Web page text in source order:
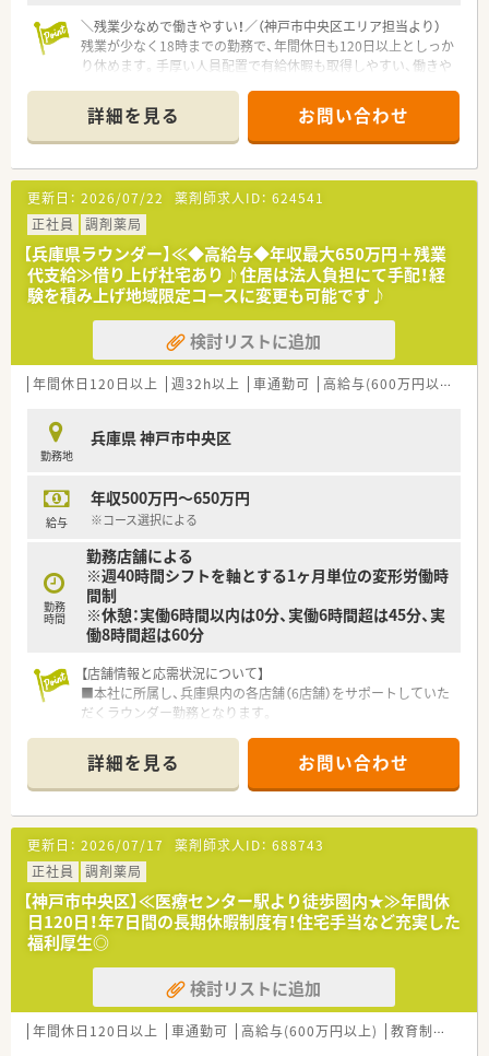
■祝日を含む完全週休2日制を採用しており、年間休日も約110
日から120日としっかりと体を休めることができます。
■基本的に会社都合による無理な店舗異動は発生せず、一つの店
＼残業少なめで働きやすい！／（神戸市中央区エリア担当より）
残業が少なく18時までの勤務で、年間休日も120日以上としっか
り休めます。手厚い人員配置で有給休暇も取得しやすい、働きや
【店舗情報と応需状況について】
■最寄り駅から徒歩8分の便利な場所に位置し、周辺には飲食店
も多くお昼休憩や買い物にも困りません。
■センター街にある精神科や心療内科のクリニックをメインに
応需しており、専門的な知識を深められます。
■1日あたり20枚から30枚程度の処方箋を応需しており、一人ひ
とりの患者様と丁寧に向き合える環境です。
【法人特徴について】
■県内に10店舗の調剤薬局を展開し、地域の健康と幸せを願っ
てやさしさと誠実さをモットーに運営しています。
■調剤事業だけでなく介護福祉用具のレンタルや販売事業も手
掛けており、企業としての安定性が高い会社です。
■薬剤師や事務員が働く環境を最優先に考え、人員配置を手厚く
【求人情報について】
■年間休日は120日程度しっかりと確保されており、週休2日制
でプライベートの時間を大切にしながら働けます。
の頑張りがしっかりと収入に反映される環境です。
【想定される業務内容】
■精神科や心療内科の処方箋に基づく丁寧な調剤と監査、および
患者様への分かりやすい服薬指導をお任せします。
れ、薬剤師としての対応力を総合的に高めていただきます。
■薬剤師だけでなく栄養士や調剤アシスタントと連携し、多方面
から患者様の健康を支える業務にも携わります。
詳細を見る お問い合わせ
更新日： 2026/07/22 薬剤師求人ID： 624541
正社員
調剤薬局
【兵庫県ラウンダー】≪◆高給与◆年収最大650万円＋残業
代支給≫借り上げ社宅あり♪住居は法人負担にて手配！経
験を積み上げ地域限定コースに変更も可能です♪
検討リストに追加
年間休日120日以上 週32h以上 車通勤可 高給与(600万円以上)
勤務地
兵庫県 神戸市中央区
給与
年収500万円～650万円
※コース選択による
勤務
時間
勤務店舗による
※週40時間シフトを軸とする1ヶ月単位の変形労働時
間制
※休憩：実働6時間以内は0分、実働6時間超は45分、実
働8時間超は60分
【店舗情報と応需状況について】
■本社に所属し、兵庫県内の各店舗（6店舗）をサポートしていた
だくラウンダー勤務となります。
は様々です。
■クリニック門前から大型店舗まで、多種多様な環境で経験を積
むことができるのが特徴です。
【募集背景と求める人物像について】
■店舗間の連携を強化し、より柔軟な人員体制を築くための増員
募集です。
■様々な環境に柔軟に対応でき、どこでも高いパフォーマンスを
発揮できる方を求めています。
■普通自動車運転免許をお持ちで、一人薬剤師としての勤務にも
対応可能な方を歓迎します。
【法人特徴について】
■大手薬局同士の合併により誕生した、安定した経営基盤を持つ
全国規模の薬局チェーンです。
詳細を見る お問い合わせ
更新日： 2026/07/17 薬剤師求人ID： 688743
正社員
調剤薬局
【神戸市中央区】≪医療センター駅より徒歩圏内★≫年間休
日120日！年7日間の長期休暇制度有！住宅手当など充実した
福利厚生◎
検討リストに追加
年間休日120日以上 車通勤可 高給与(600万円以上) 教育制度あり